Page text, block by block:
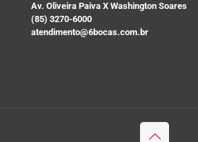
Av. Oliveira Paiva X Washington Soares
(85) 3270-6000
atendimento@6bocas.com.br